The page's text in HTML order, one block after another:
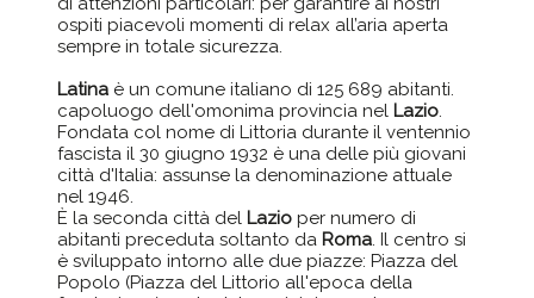
ospiti piacevoli momenti di relax all’aria aperta
sempre in totale sicurezza.
Latina è un comune italiano di 125 689 abitanti.
capoluogo dell'omonima provincia nel Lazio.
Fondata col nome di Littoria durante il ventennio
fascista il 30 giugno 1932 è una delle più giovani
città d'Italia: assunse la denominazione attuale
nel 1946.
È la seconda città del Lazioper numero di
abitanti preceduta soltanto da Roma. Il centro si
è sviluppato intorno alle due piazze: Piazza del
Popolo (Piazza del Littorio all'epoca della